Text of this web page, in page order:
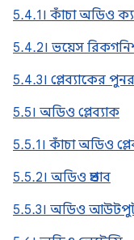
5.4.1। কাঁচা অডিও
5.4.2। ভয়েস
5.4.3। প্লেব্যাকের
5.5। অডিও প্লেব্যাক
5.5.1। কাঁচা অডিও
5.5.2। অডিও প্রভাব
5.5.3। অডিও